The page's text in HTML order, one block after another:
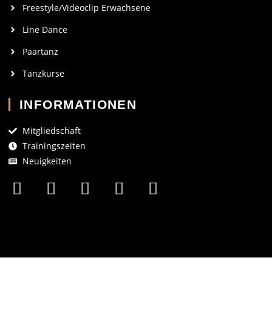
Freestyle/Videoclip Erwachsene
Line Dance
Paartanz
Tanzkurse
INFORMATIONEN
Mitgliedschaft
Trainingszeiten
Neuigkeiten